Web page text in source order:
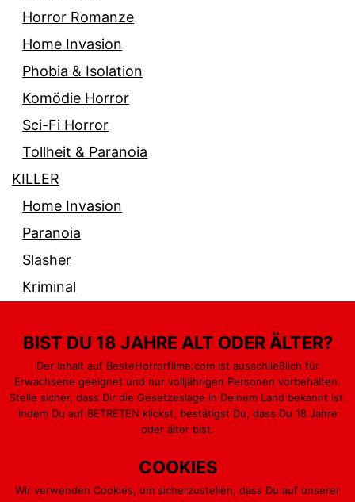
Horror Romanze
Home Invasion
Phobia & Isolation
Komödie Horror
Sci-Fi Horror
Tollheit & Paranoia
KILLER
Home Invasion
Paranoia
Slasher
Kriminal
PARANORMAL GEWALT & BLUT MONSTER
PSYCHO KILLER
BIST DU 18 JAHRE ALT ODER ÄLTER?
Der Inhalt auf BesteHorrorfilme.com ist ausschließlich für
Erwachsene geeignet und nur volljährigen Personen vorbehalten.
Stelle sicher, dass Dir die Gesetzeslage in Deinem Land bekannt ist.
Indem Du auf BETRETEN klickst, bestätigst Du, dass Du 18 Jahre
oder älter bist.
COOKIES
Wir verwenden Cookies, um sicherzustellen, dass Du auf unserer